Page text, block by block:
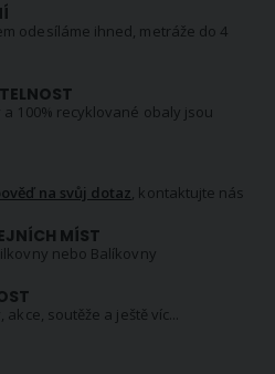
odesíláme ihned, metráže do 4
100% recyklované obaly jsou
na svůj dotaz, kontaktujte nás
MÍST
nebo Balíkovny
soutěže a ještě víc...